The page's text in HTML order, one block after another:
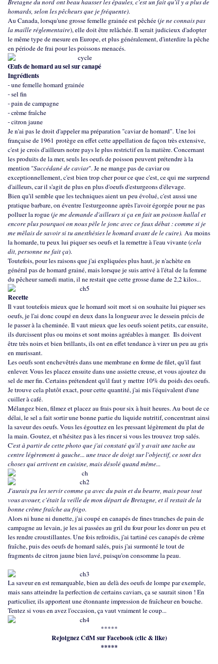
Bretagne du nord ont beau hausser les épaules, c'est un fait qu'il y a plus de
homards, selon les pêcheurs que je fréquente).
Au Canada, lorsqu'une grosse femelle grainée est pêchée (je ne connais pas
la maille réglementaire), elle doit être relâchée. Il serait judicieux d'adopter
le même type de mesure en Europe, et plus généralement, d'interdire la pêche
en période de frai pour les poissons menacés.
Œufs de homard au sel sur canapé
Ingrédients
- une femelle homard grainée
- sel fin
- pain de campagne
- crème fraîche
- citron jaune
Je n'ai pas le droit d'appeler ma préparation "caviar de homard". Une loi
française de 1961 protège en effet cette appellation de façon très extensive,
c'est je crois d'ailleurs notre pays le plus restrictif en la matière. Concernant
les produits de la mer, seuls les oeufs de poisson peuvent prétendre à la
mention "Succédané de caviar". Je ne mange pas de caviar ou
exceptionnellement, c'est bien trop cher pour ce que c'est, ce qui me surprend
d'ailleurs, car il s'agit de plus en plus d'oeufs d'esturgeons d'élevage.
Bien qu'il semble que les techniques aient un peu évolué, c'est aussi une
pratique barbare, on éventre l'esturgeonne après l'avoir égorgée pour ne pas
polluer la rogue (je me demande d'ailleurs si ça en fait un poisson hallal et
encore plus pourquoi on nous pèle le jonc avec ce faux débat : comme si je
me mêlais de savoir si tu anesthésies le homard avant de le cuire). Au moins
la homarde, tu peux lui piquer ses oeufs et la remettre à l'eau vivante (cela
dit, personne ne fait ça).
Toutefois, pour les raisons que j'ai expliquées plus haut, je n'achète en
général pas de homard grainé, mais lorsque je suis arrivé à l'étal de la femme
du pêcheur samedi matin, il ne restait que cette grosse dame de 2,2 kilos...
Recette
Il vaut toutefois mieux que le homard soit mort si on souhaite lui piquer ses
oeufs, je l'ai donc coupé en deux dans la longueur avec le dessein précis de
le passer à la cheminée. Il vaut mieux que les oeufs soient petits, car ensuite,
ils durcissent plus ou moins et sont moins agréables à manger. Ils doivent
être très noirs et bien brillants, ils ont en effet tendance à virer un peu au gris
en murissant.
Les oeufs sont enchevêtrés dans une membrane en forme de filet, qu'il faut
enlever. Vous les placez ensuite dans une assiette creuse, et vous ajoutez du
sel de mer fin. Certains prétendent qu'il faut y mettre 10% du poids des oeufs.
Je trouve cela plutôt exact, pour cette quantité, j'ai mis l'équivalent d'une
cuiller à café.
Mélangez bien, filmez et placez au frais pour six à huit heures. Au bout de ce
délai, le sel a fait sortir une bonne partie du liquide nutritif, concentrant ainsi
la saveur des oeufs. Vous les égouttez en les pressant légèrement du plat de
la main. Goutez, et n'hésitez pas à les rincer si vous les trouvez trop salés.
C'est à partir de cette photo que j'ai constaté qu'il y avait une tache au
centre légèrement à gauche... une trace de doigt sur l'objectif, ce sont des
choses qui arrivent en cuisine, mais désolé quand même...
J'aurais pu les servir comme ça avec du pain et du beurre, mais pour tout
vous avouer, c'était la veille de mon départ de Bretagne, et il restait de la
bonne crème fraîche au frigo.
Alors ni hune ni dunette, j'ai coupé en canapés de fines tranches de pain de
campagne au levain, je les ai passées au gril du four pour les dorer un peu et
les rendre croustillantes. Une fois refroidis, j'ai tartiné ces canapés de crème
fraîche, puis des oeufs de homard salés, puis j'ai surmonté le tout de
fragments de citron jaune bien lavé, puisqu'on consomme la peau.
La saveur en est remarquable, bien au delà des oeufs de lompe par exemple,
mais sans atteindre la perfection de certains caviars, ça se saurait sinon ! En
particulier, ils apportent une étonnante impression de fraîcheur en bouche.
Tentez si vous en avez l'occasion, ça vaut vraiment le coup...
*****
Rejoignez CdM sur Facebook (clic & like)
*****